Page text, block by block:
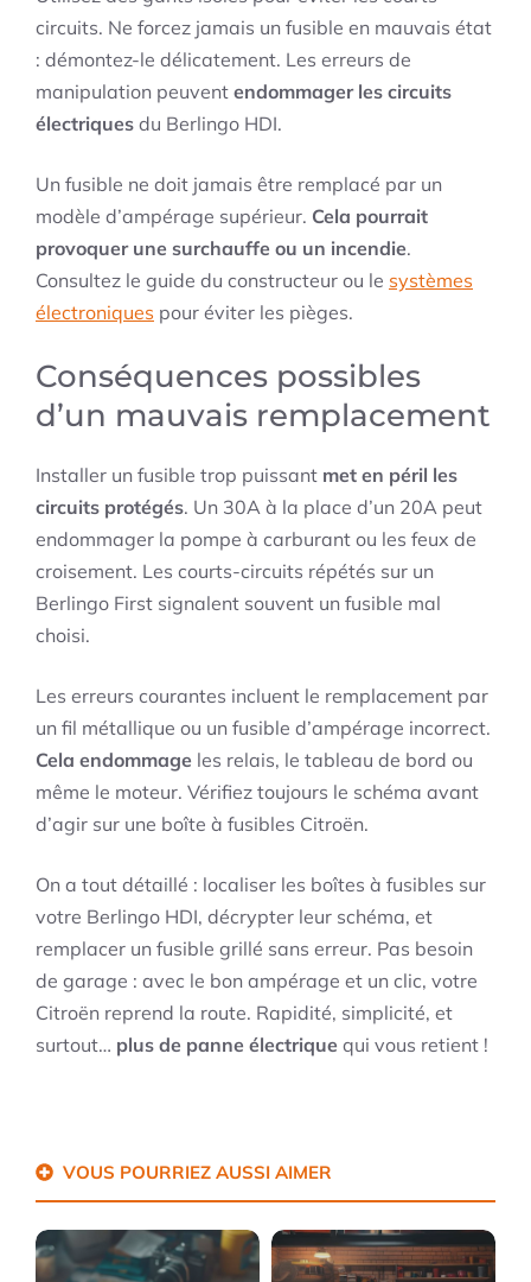
circuits. Ne forcez jamais un fusible en mauvais état
: démontez-le délicatement. Les erreurs de
manipulation peuvent endommager les circuits
électriques du Berlingo HDI.
Un fusible ne doit jamais être remplacé par un
modèle d’ampérage supérieur. Cela pourrait
provoquer une surchauffe ou un incendie.
Consultez le guide du constructeur ou le systèmes
électroniques pour éviter les pièges.
Conséquences possibles
d’un mauvais remplacement
Installer un fusible trop puissant met en péril les
circuits protégés. Un 30A à la place d’un 20A peut
endommager la pompe à carburant ou les feux de
croisement. Les courts-circuits répétés sur un
Berlingo First signalent souvent un fusible mal
choisi.
Les erreurs courantes incluent le remplacement par
un fil métallique ou un fusible d’ampérage incorrect.
Cela endommage les relais, le tableau de bord ou
même le moteur. Vérifiez toujours le schéma avant
d’agir sur une boîte à fusibles Citroën.
On a tout détaillé : localiser les boîtes à fusibles sur
votre Berlingo HDI, décrypter leur schéma, et
remplacer un fusible grillé sans erreur. Pas besoin
de garage : avec le bon ampérage et un clic, votre
Citroën reprend la route. Rapidité, simplicité, et
surtout… plus de panne électrique qui vous retient !
VOUS POURRIEZ AUSSI AIMER